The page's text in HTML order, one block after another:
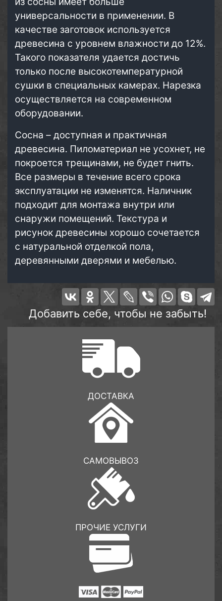
универсальности в применении. В
качестве заготовок используется
древесина с уровнем влажности до 12%.
Такого показателя удается достичь
только после высокотемпературной
сушки в специальных камерах. Нарезка
осуществляется на современном
оборудовании.
Сосна – доступная и практичная
древесина. Пиломатериал не усохнет, не
покроется трещинами, не будет гнить.
Все размеры в течение всего срока
эксплуатации не изменятся. Наличник
подходит для монтажа внутри или
снаружи помещений. Текстура и
рисунок древесины хорошо сочетается
с натуральной отделкой пола,
деревянными дверями и мебелью.
Добавить себе, чтобы не забыть!
ДОСТАВКА
САМОВЫВОЗ
ПРОЧИЕ УСЛУГИ